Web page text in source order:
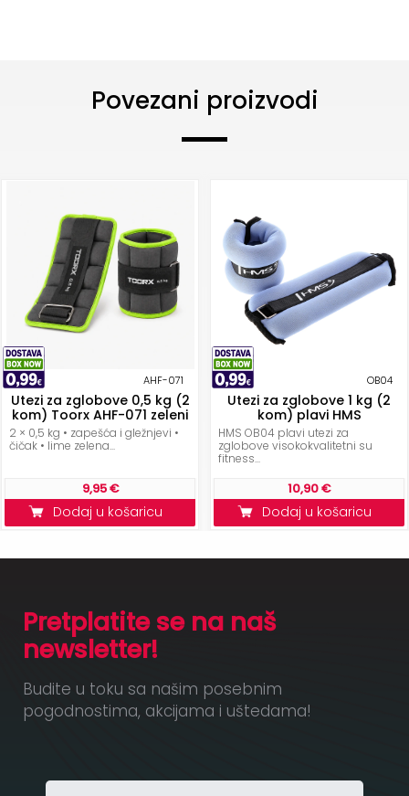
Povezani proizvodi
AHF-071
Utezi za zglobove 0,5 kg (2
kom) Toorx AHF-071 zeleni
2 × 0,5 kg • zapešća i gležnjevi •
čičak • lime zelena...
9,95 €
Dodaj u košaricu
OB04
Utezi za zglobove 1 kg (2
kom) plavi HMS
HMS OB04 plavi utezi za
zglobove visokokvalitetni su
fitness...
10,90 €
Dodaj u košaricu
Pretplatite se na naš
newsletter!
Budite u toku sa našim posebnim
pogodnostima, akcijama i uštedama!